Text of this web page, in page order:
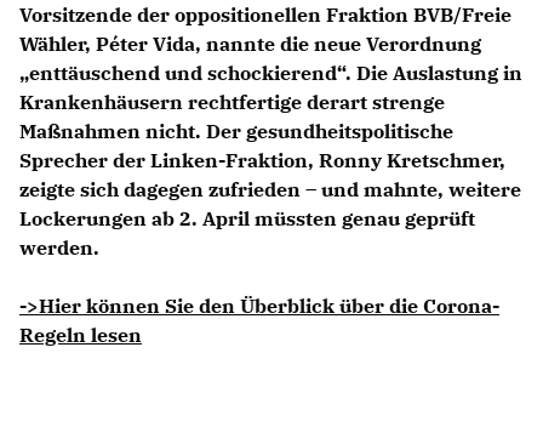
Vorsitzende der oppositionellen Fraktion BVB/Freie
Wähler, Péter Vida, nannte die neue Verordnung
enttäuschend und schockierend“. Die Auslastung in
Krankenhäusern rechtfertige derart strenge
Maßnahmen nicht. Der gesundheitspolitische
Sprecher der Linken-Fraktion, Ronny Kretschmer,
zeigte sich dagegen zufrieden – und mahnte, weitere
Lockerungen ab 2. April müssten genau geprüft
werden.
->Hier können Sie den Überblick über die Corona-
Regeln lesen